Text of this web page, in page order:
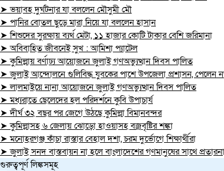
➤ ভয়াবহ দুর্ঘটনার যা বললেন মৌসুমী মৌ
➤ পানির বোতল ছুড়ে মারা নিয়ে যা বললেন হাসান
➤ শিশুদের সুরক্ষায় ব্যর্থ মেটা, ১১ হাজার কোটি টাকার বেশি জরিমানা
➤ অবিবাহিত জীবনেই সুখ : আমিশা প্যাটেল
➤ কুমিল্লায় বর্ণাঢ্য আয়োজনে জুলাই গণঅভ্যুত্থান দিবস পালিত
➤ জুলাই আন্দোলনে গুলিবিদ্ধ যুবকের পাশে উপজেলা প্রশাসন, পেলেন
➤ লালমাইয়ে নানা আয়োজনে জুলাই গণঅভ্যুত্থান দিবস পালিত
➤ মধ্যরাতে ছেলেদের হল পরিদর্শনে কুবি উপাচার্য
➤ দীর্ঘ ৩২ বছর পর জেগে উঠছে কুমিল্লা বিমানবন্দর
➤ কুমিল্লাসহ ৬ জেলায় ঝোড়ো হাওয়াসহ বজ্রবৃষ্টির শঙ্কা
➤ মনোহরগঞ্জ কাঁচা রাস্তার বেহাল দশা, চরম দুর্ভোগে শিক্ষার্থীরা
➤ জুলাই সনদ বাস্তবায়ন না হলে বাংলাদেশের গণমানুষের সাথে
গুরুত্বপূর্ণ লিঙ্কসমূহ